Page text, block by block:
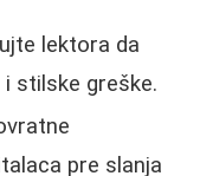
lektora da
stilske greške.
pre slanja